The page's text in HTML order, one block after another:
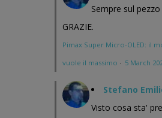
Sempre sul
GRAZIE.
Pimax Super Micro-OLED: il
vuole il massimo · 5 March
Stefano
Visto cosa sta'